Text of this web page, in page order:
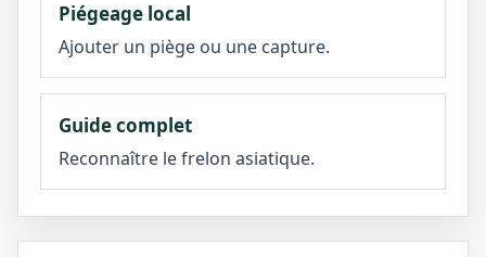
Piégeage local
Ajouter un piège ou une capture.
Guide complet
Reconnaître le frelon asiatique.